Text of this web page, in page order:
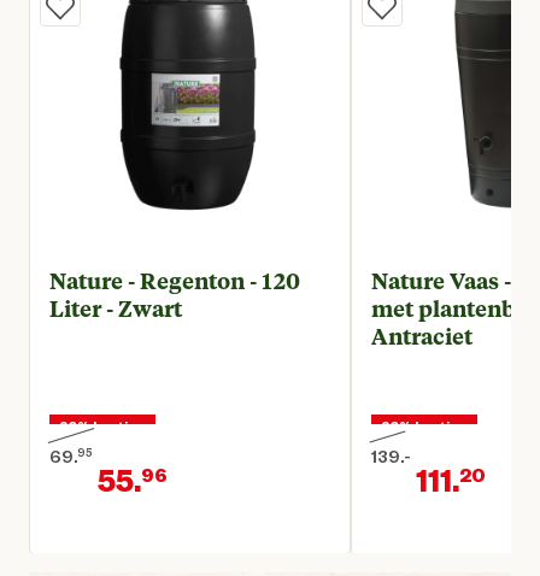
Nature - Regenton - 120
Liter - Zwart
20% korting
69. 95
Oorspronkelijke prijs € 69,95
55.96
Huidige prijs € 55,96
Nature Vaas -
met
Antraciet
20% korting
139. -
Oorspronkelijke
111.20